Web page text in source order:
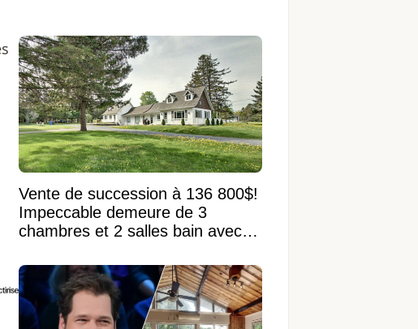
Vente de succession à 136 800$!
Impeccable demeure de 3
chambres et 2 salles bain avec